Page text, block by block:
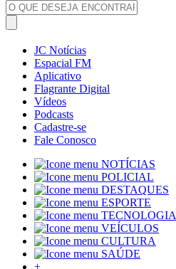
JC Notícias
Espacial FM
Aplicativo
Flagrante Digital
Vídeos
Podcasts
Cadastre-se
Fale Conosco
NOTÍCIAS
POLICIAL
DESTAQUES
ESPORTE
TECNOLOGIA
VEÍCULOS
CULTURA
SAÚDE